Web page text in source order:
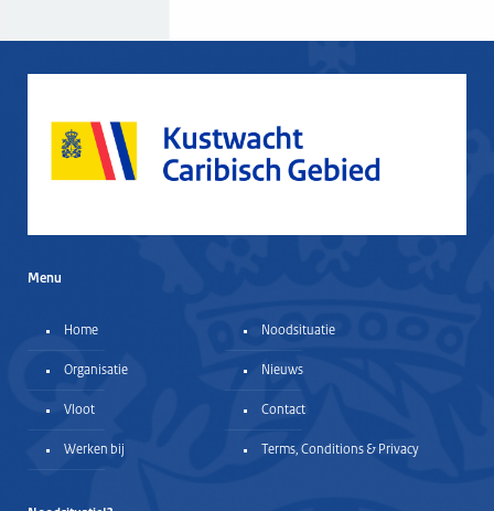
Menu
Home Noodsituatie
Organisatie Nieuws
Vloot Contact
Werken bij Terms, Conditions & Privacy